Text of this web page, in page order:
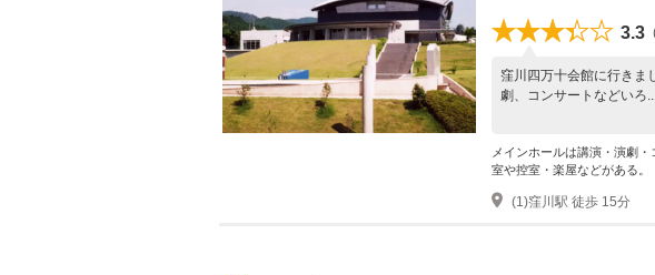
3.3 （
窪川四万十会館に行きま
劇、コンサートなどいろ
メインホールは講演・演劇
室や控室・楽屋などがある。
(1)窪川駅 徒歩 15分